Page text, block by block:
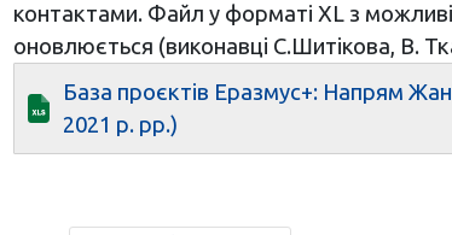
контактами. Файл у форматі ХL з
оновлюється (виконавці С.Шитікова, В.
База проєктів Еразмус+: Напрям
2021 р. рр.)